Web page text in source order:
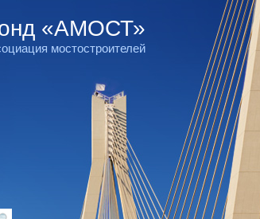
«АМОСТ»
мостостроителей